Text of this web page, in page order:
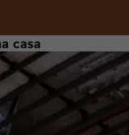
casa